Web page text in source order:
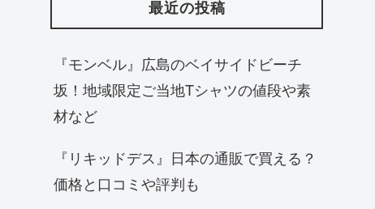
最近の投稿
『モンベル』広島のベイサイドビーチ
坂！地域限定ご当地Tシャツの値段や素
材など
『リキッドデス』日本の通販で買える？
価格と口コミや評判も